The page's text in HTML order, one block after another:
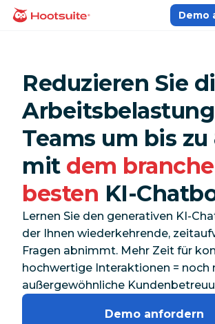
Direkt
zumHomepage
Demo
Reduzieren Sie
Teams um bis zu
mit dem
besten KI-
Lernen Sie den generativen KI-
der Ihnen wiederkehrende,
Fragen abnimmt. Mehr Zeit für
hochwertige Interaktionen = noch
außergewöhnliche
Demo anfordern